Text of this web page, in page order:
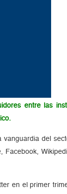
entre las
del
en el primer